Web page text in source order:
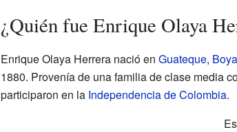
¿Quién fue Enrique Olaya
Enrique Olaya Herrera nació en Guateque,
1880. Provenía de una familia de clase media
participaron en la Independencia de Colombia.